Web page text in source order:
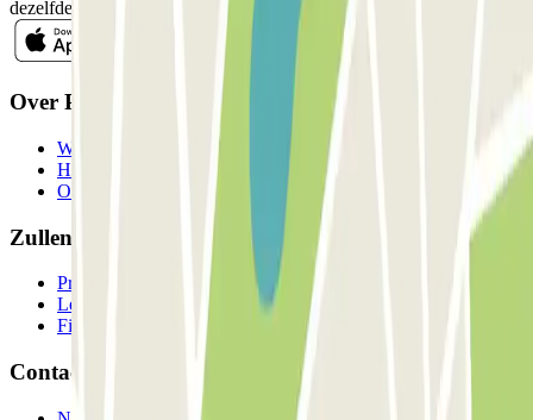
dezelfde nieuwsbrief.
Over Parclick
Wie we zijn
Hoe het werkt
Onze parkeergarages
Zullen we samenwerken?
Professionals
Leverancier parkeren
Filialen
Contact